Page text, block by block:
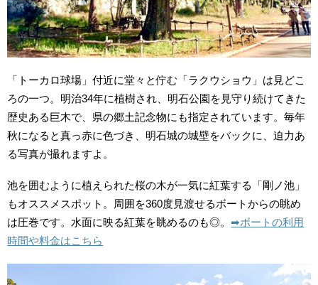
「トーカロ球場」付近に堂々と佇む「ラクウショウ」は見どこ
ろの一つ。明治34年に植樹され、明石公園を見守り続けてきた
歴史ある巨木で、県の郷土記念物にも指定されています。毎年
秋になると真っ赤に色づき、明石城の城壁をバックに、迫力あ
る写真が撮れますよ。
池を囲むように植えられた桜の木が一気に紅葉する「剛ノ池」
もオススメスポット。周囲を360度見渡せるボートからの眺め
は圧巻です。水面に映る紅葉を眺めるのも◎。➡︎ボートの利用
時間や料金はこちら